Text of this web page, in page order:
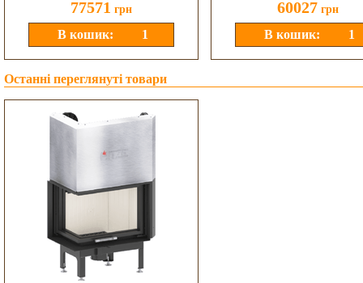
77571 грн 60027 грн
Останні переглянуті товари